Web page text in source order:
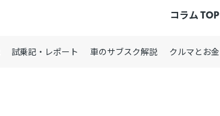
コラム TOP
試乗記・レポート 車のサブスク解説 クルマとお金